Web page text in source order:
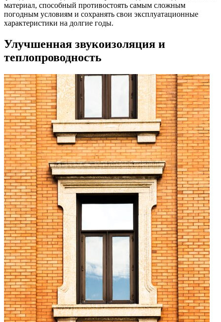
материал, способный противостоять самым сложным
погодным условиям и сохранять свои эксплуатационные
характеристики на долгие годы.
Улучшенная звукоизоляция и
теплопроводность